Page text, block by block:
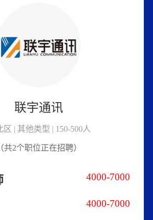
联宇通讯
区 | 其他类型 | 150-500人
（共2个职位正在招聘）
4000-7000
4000-7000